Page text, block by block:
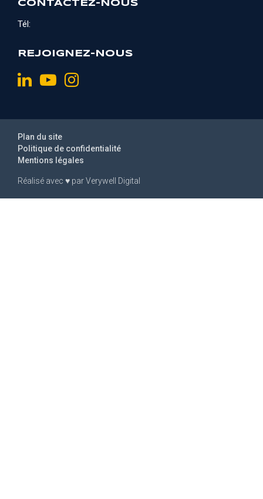
CONTACTEZ-NOUS
Tél:
REJOIGNEZ-NOUS
Réalisé avec ♥ parVerywell Digital
Mentions légales
Politique de confidentialité
Plan du site